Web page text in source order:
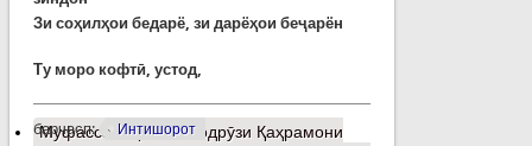
Зи соҳилҳои бедарё, зи дарёҳои беҷарён
Ту моро кофтӣ, устод,
барчасп: Интишорот
Муфассалтаро Ба зодрӯзи Қаҳрамони